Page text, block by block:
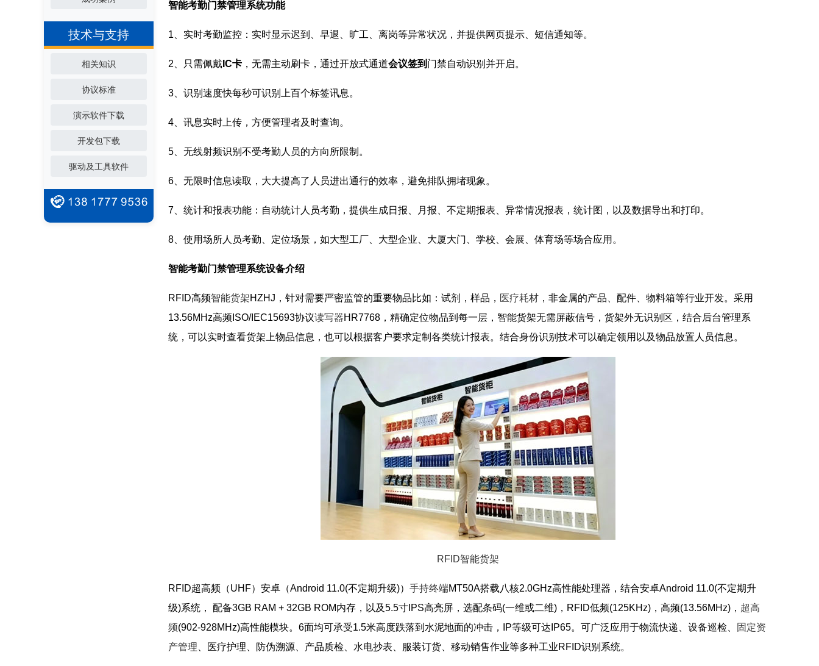
技术与支持
相关知识
协议标准
演示软件下载
开发包下载
驱动及工具软件
智能考勤门禁管理系统功能
1、实时考勤监控：实时显示迟到、早退、旷工、离岗等异常状况，并提供网页提示、短信通知等。
2、只需佩戴 IC卡 ，无需主动刷卡，通过开放式通道会议签到 门禁自动识别并开启。
3、识别速度快每秒可识别上百个标签讯息。
4、讯息实时上传，方便管理者及时查询。
5、无线射频识别不受考勤人员的方向所限制。
6、无限时信息读取，大大提高了人员进出通行的效率，避免排队拥堵现象。
7、统计和报表功能：自动统计人员考勤，提供生成日报、月报、不定期报表、异常情况报表，统计图，以及数据导出和打印。
8、使用场所人员考勤、定位场景，如大型工厂、大型企业、大厦大门、学校、会展、体育场等场合应用。
智能考勤门禁管理系统设备介绍
RFID高频智能货架HZHJ，针对需要严密监管的重要物品比如：试剂，样品， 医疗耗材 ，非金属的产品、配件、物料箱等行业开发。采用
13.56MHz高频ISO/IEC15693协议读写器HR7768，精确定位物品到每一层，智能货架无需屏蔽信号，货架外无识别区，结合后台管理系
统，可以实时查看货架上物品信息，也可以根据客户要求定制各类统计报表。结合身份识别技术可以确定领用以及物品放置人员信息。
RFID智能货架
RFID超高频（UHF）安卓（Android 11.0(不定期升级)） 手持终端MT50A搭载八核2.0GHz高性能处理器，结合安卓Android 11.0(不定期升
级)系统， 配备3GB RAM + 32GB ROM内存，以及5.5寸IPS高亮屏，选配条码(一维或二维)，RFID低频(125KHz)，高频(13.56MHz)， 超高
频(902-928MHz)高性能模块。6面均可承受1.5米高度跌落到水泥地面的冲击，IP等级可达IP65。可广泛应用于物流快递、设备巡检、
固定资
产管理 、医疗护理、防伪溯源、产品质检、水电抄表、服装订货、移动销售作业等多种工业RFID识别系统。